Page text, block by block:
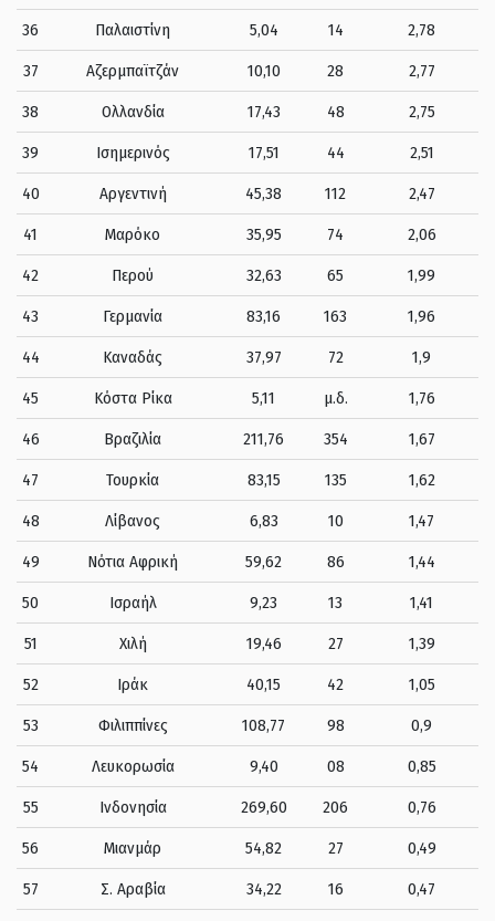
36 Παλαιστίνη 5,04 14 2,78
37 Αζερμπαϊτζάν 10,10 28 2,77
38 Ολλανδία 17,43 48 2,75
39 Ισημερινός 17,51 44 2,51
40 Αργεντινή 45,38 112 2,47
41 Μαρόκο 35,95 74 2,06
42 Περού 32,63 65 1,99
43 Γερμανία 83,16 163 1,96
44 Καναδάς 37,97 72 1,9
45 Κόστα Ρίκα 5,11 μ.δ. 1,76
46 Βραζιλία 211,76 354 1,67
47 Τουρκία 83,15 135 1,62
48 Λίβανος 6,83 10 1,47
49 Νότια Αφρική 59,62 86 1,44
50 Ισραήλ 9,23 13 1,41
51 Χιλή 19,46 27 1,39
52 Ιράκ 40,15 42 1,05
53 Φιλιππίνες 108,77 98 0,9
54 Λευκορωσία 9,40 08 0,85
55 Ινδονησία 269,60 206 0,76
56 Μιανμάρ 54,82 27 0,49
57 Σ. Αραβία 34,22 16 0,47